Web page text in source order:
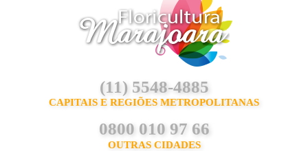
(11) 5548-4885
CAPITAIS E REGIÕES METROPOLITANAS
0800 010 97 66
OUTRAS CIDADES